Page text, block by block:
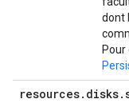
dont
resources. disks.